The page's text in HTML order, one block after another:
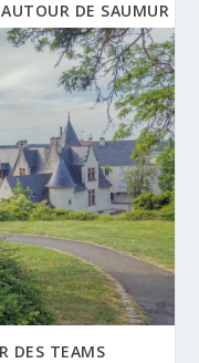
DE SAUMUR
DES TEAMS